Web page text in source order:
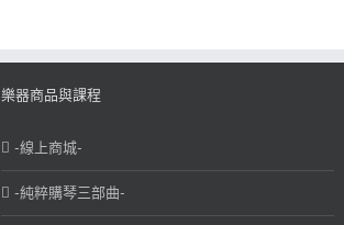
樂器商品與課程
-線上商城-
-純粹購琴三部曲-